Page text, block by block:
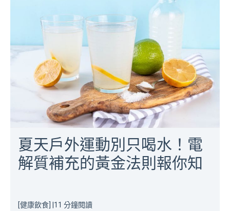
夏天戶外運動別只喝水！電
解質補充的黃金法則報你知
[健康飲食] 11 分鐘閱讀